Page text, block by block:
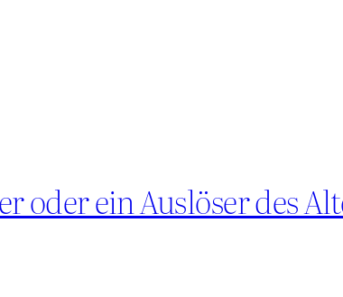
oder ein Auslöser des